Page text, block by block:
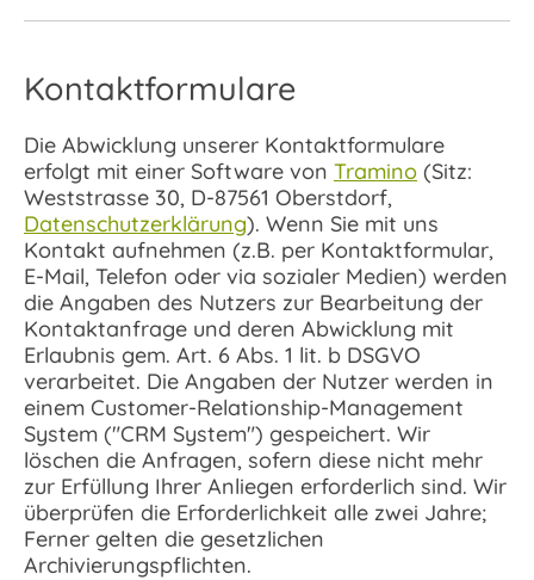
Kontaktformulare
Die Abwicklung unserer Kontaktformulare
erfolgt mit einer Software von Tramino (Sitz:
Weststrasse 30, D-87561 Oberstdorf,
Datenschutzerklärung). Wenn Sie mit uns
Kontakt aufnehmen (z.B. per Kontaktformular,
E-Mail, Telefon oder via sozialer Medien) werden
die Angaben des Nutzers zur Bearbeitung der
Kontaktanfrage und deren Abwicklung mit
Erlaubnis gem. Art. 6 Abs. 1 lit. b DSGVO
verarbeitet. Die Angaben der Nutzer werden in
einem Customer-Relationship-Management
System ("CRM System") gespeichert. Wir
löschen die Anfragen, sofern diese nicht mehr
zur Erfüllung Ihrer Anliegen erforderlich sind. Wir
überprüfen die Erforderlichkeit alle zwei Jahre;
Ferner gelten die gesetzlichen
Archivierungspflichten.